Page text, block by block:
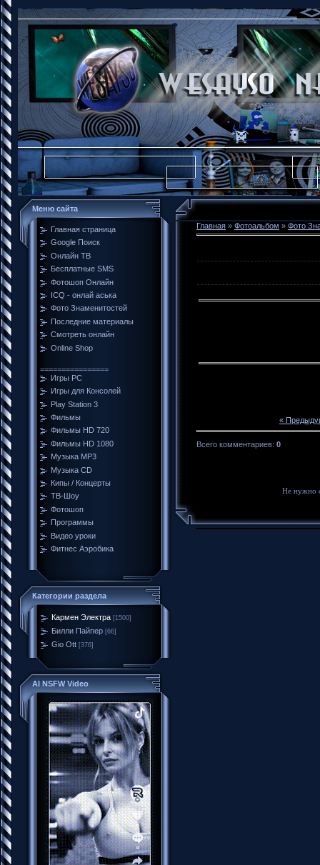
Меню сайта
Главная страница
Google Поиск
Онлайн ТВ
Бесплатные SMS
Фотошоп Онлайн
ICQ - онлай аська
Фото Знаменитостей
Последние материалы
Смотреть онлайн
Online Shop
================
Игры PC
Игры для Консолей
Play Station 3
Фильмы
Фильмы HD 720
Фильмы HD 1080
Музыка MP3
Музыка CD
Кипы / Концерты
ТВ-Шоу
Фотошоп
Программы
Видео уроки
Фитнес Аэробика
Категории раздела
Кармен Электра [1500]
Билли Пайпер [66]
Gio Ott [376]
AI NSFW Video
Главная » Фотоальбом » Фото
«
Всего комментариев: 0
Не нужно